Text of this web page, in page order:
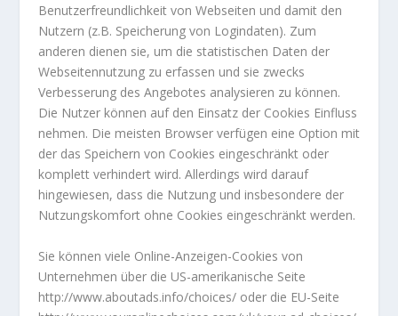
Benutzerfreundlichkeit von Webseiten und damit den
Nutzern (z.B. Speicherung von Logindaten). Zum
anderen dienen sie, um die statistischen Daten der
Webseitennutzung zu erfassen und sie zwecks
Verbesserung des Angebotes analysieren zu können.
Die Nutzer können auf den Einsatz der Cookies Einfluss
nehmen. Die meisten Browser verfügen eine Option mit
der das Speichern von Cookies eingeschränkt oder
komplett verhindert wird. Allerdings wird darauf
hingewiesen, dass die Nutzung und insbesondere der
Nutzungskomfort ohne Cookies eingeschränkt werden.
Sie können viele Online-Anzeigen-Cookies von
Unternehmen über die US-amerikanische Seite
http://www.aboutads.info/choices/ oder die EU-Seite